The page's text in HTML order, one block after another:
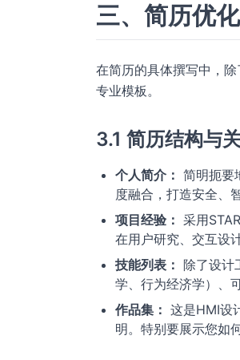
三、简历优
在简历的具体撰写中，
专业模板。
3.1 简历结构与
个人简介： 简明扼要
度融合，打造安全、
项目经验： 采用
在用户研究、交互设
技能列表： 除了设
学、行为经济学）、
作品集： 这是HMI设
明。特别要展示您如